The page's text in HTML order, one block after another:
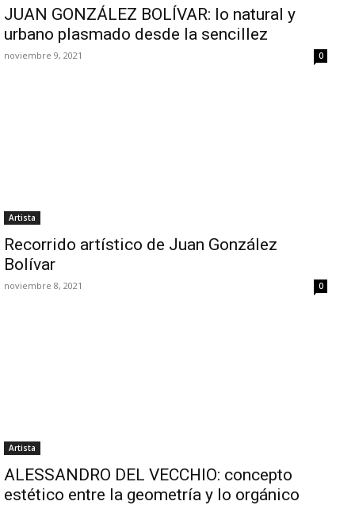
JUAN GONZÁLEZ BOLÍVAR: lo natural y
urbano plasmado desde la sencillez
noviembre 9, 2021 0
Artista
Recorrido artístico de Juan González
Bolívar
noviembre 8, 2021 0
Artista
ALESSANDRO DEL VECCHIO: concepto
estético entre la geometría y lo orgánico